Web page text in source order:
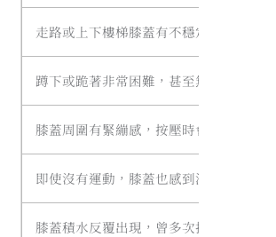
走路或上下樓梯膝蓋有不穩定感、軟腳感
蹲下或跪著非常困難，甚至無法完成
膝蓋周圍有緊繃感，按壓時會疼痛
即使沒有運動，膝蓋也感到沉重、痠軟無
膝蓋積水反覆出現，曾多次抽水